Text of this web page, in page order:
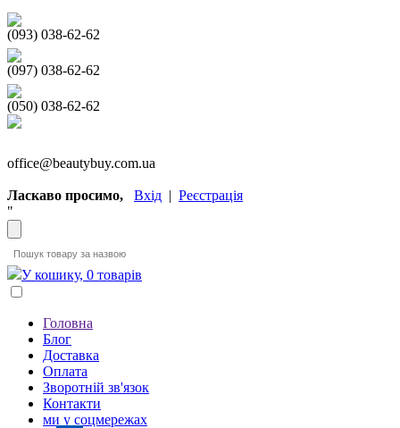
(093) 038-62-62
(097) 038-62-62
(050) 038-62-62
office@beautybuy.com.ua
Ласкаво просимо, Вхід | Реєстрація
"
У кошику, 0 товарів
Головна
Блог
Доставка
Оплата
Зворотній зв'язок
Контакти
ми у соцмережах